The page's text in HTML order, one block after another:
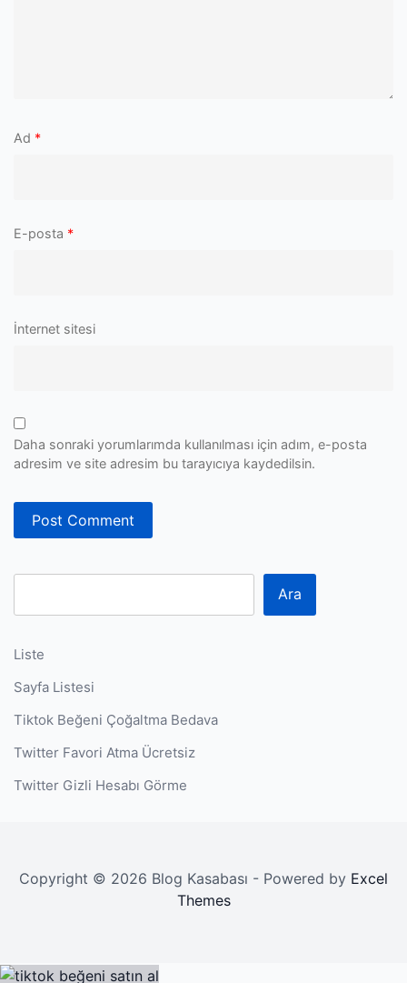
Ad *
E-posta *
İnternet sitesi
Daha sonraki yorumlarımda kullanılması için adım, e-posta
adresim ve site adresim bu tarayıcıya kaydedilsin.
Ara
Liste
Sayfa Listesi
Tiktok Beğeni Çoğaltma Bedava
Twitter Favori Atma Ücretsiz
Twitter Gizli Hesabı Görme
Copyright © 2026 Blog Kasabası - Powered by Excel
Themes